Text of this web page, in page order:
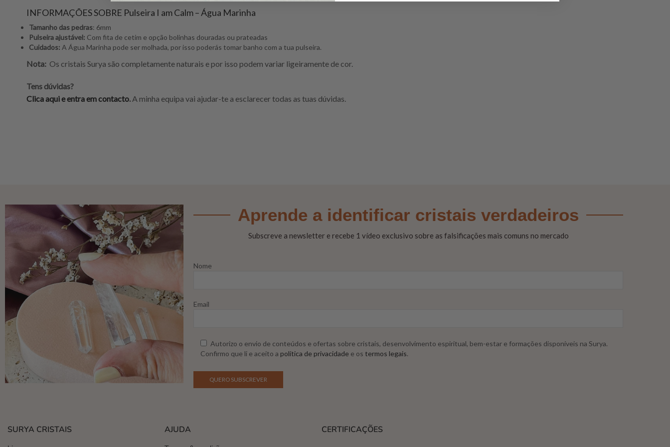
INFORMAÇÕES SOBRE Pulseira I am Calm – Água Marinha
Tamanho das pedras: 6mm
Pulseira ajustável: Com fita de cetim e opção bolinhas douradas ou prateadas
Cuidados: A Água Marinha pode ser molhada, por isso poderás tomar banho com a tua pulseira.
Nota: Os cristais Surya são completamente naturais e por isso podem variar ligeiramente de cor.
Tens dúvidas?
Clica aqui e entra em contacto.A minha equipa vai ajudar-te a esclarecer todas as tuas dúvidas.
Aprende a identificar cristais verdadeiros
Subscreve a newsletter e recebe 1 vídeo exclusivo sobre as falsificações mais comuns no mercado
Nome
Email
Autorizo o envio de conteúdos e ofertas sobre cristais, desenvolvimento espiritual, bem-estar e formações disponíveis na Surya.
Confirmo que li e aceito a política de privacidade e os termos legais.
SURYA CRISTAIS AJUDA CERTIFICAÇÕES